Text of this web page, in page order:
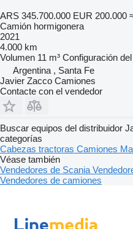
ARS 345.700.000 EUR 200.000
Camión hormigonera
2021
4.000 km
Volumen 11 m³ Configuración
Argentina , Santa Fe
Javier Zacco Camiones
Contacte con el vendedor
Buscar equipos del distribuidor
categorías
Cabezas tractoras Camiones
Véase también
Vendedores de Scania
Vendedores de camiones